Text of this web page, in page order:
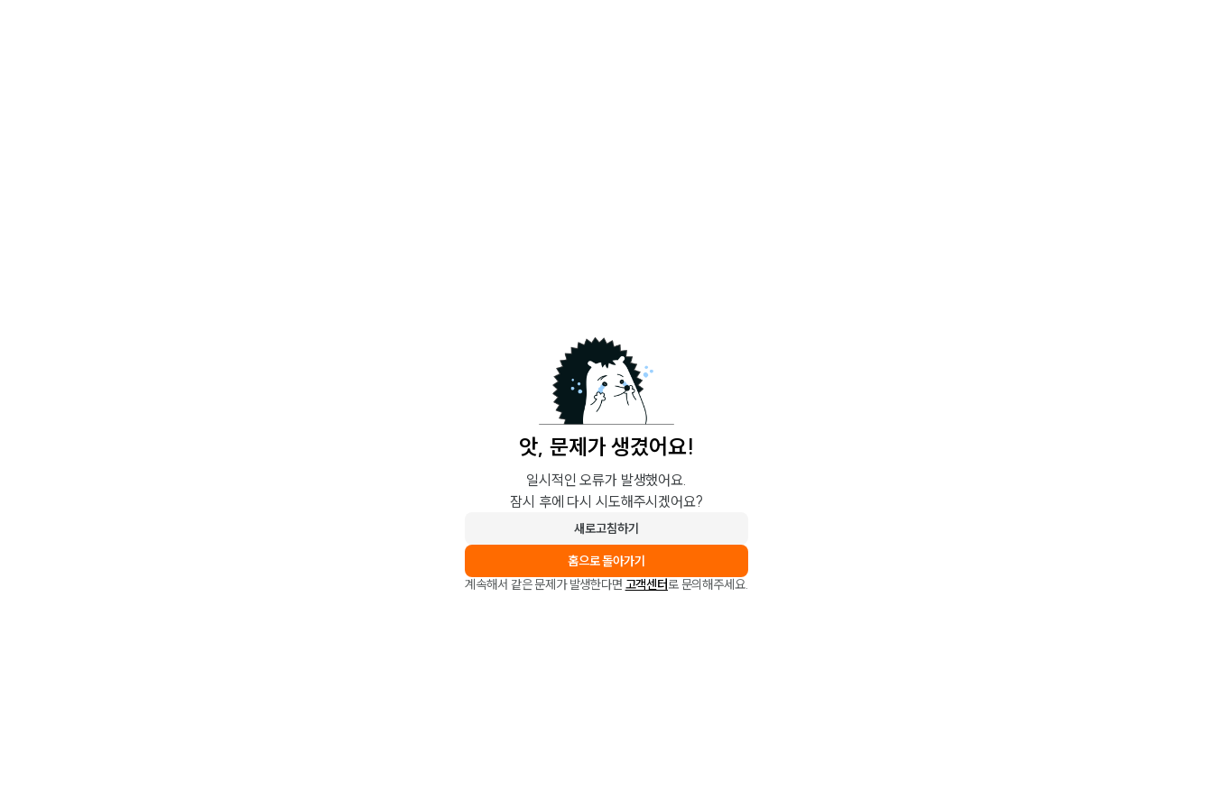
앗, 문제가 생겼어요!
일시적인 오류가 발생했어요.
잠시 후에 다시 시도해주시겠어요?
새로고침하기
홈으로 돌아가기
계속해서 같은 문제가 발생한다면 고객센터로 문의해주세요.